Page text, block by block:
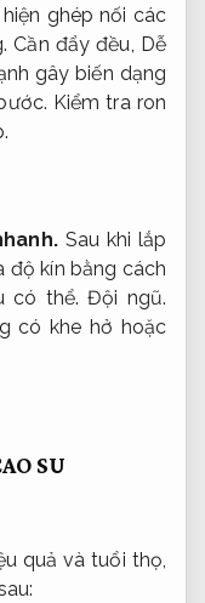
ghép nối các
Cần đẩy đều, Dễ
gây biến dạng
Kiểm tra ron
Sau khi lắp
độ kín bằng cách
có thể.Đội ngũ.
có khe hở hoặc
SU
quả và tuổi thọ,